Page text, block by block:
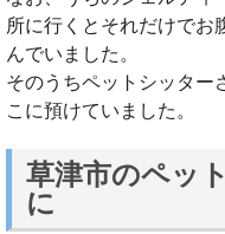
所に行くとそれだけでお
んでいました。
そのうちペットシッター
こに預けていました。
草津市のペッ
に